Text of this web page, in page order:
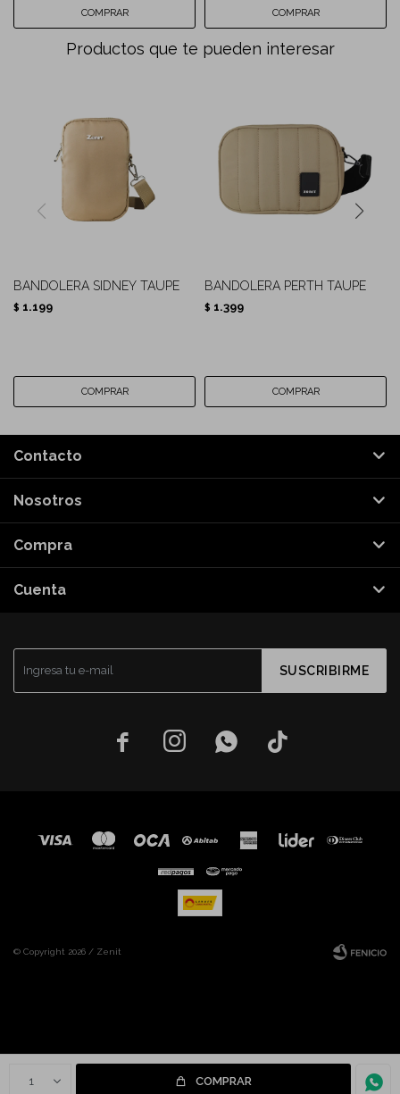
1 COMPRAR
Productos que te pueden interesar
BANDOLERA SIDNEY TAUPE
$ 1.199
BANDOLERA PERTH TAUPE
$ 1.399
SUSCRIBIRME
   
Contacto
Nosotros
Compra
Cuenta
© Copyright 2026 / Zenit